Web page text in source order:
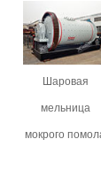
Шаровая
мельница
мокрого